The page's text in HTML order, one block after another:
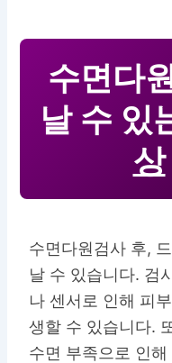
수면다
날 수 있
상
수면다원검사 후,
날 수 있습니다. 검
나 센서로 인해 피
생할 수 있습니다.
수면 부족으로 인